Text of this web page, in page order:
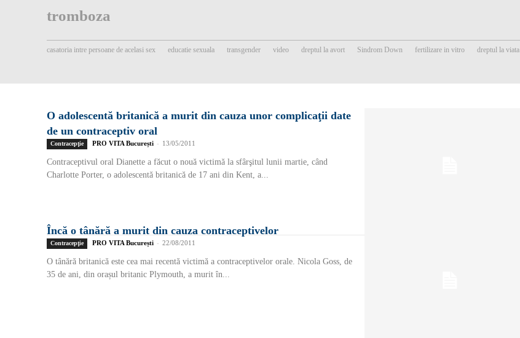
tromboza
casatoria intre persoane de acelasi sex educatie sexuala transgender video dreptul la avort Sindrom Down fertilizare in vitro dreptul la viata
O adolescentă britanică a murit din cauza unor complicaţii date
de un contraceptiv oral
Contracepţie PRO VITA București - 13/05/2011
Contraceptivul oral Dianette a făcut o nouă victimă la sfârşitul lunii martie, când
Charlotte Porter, o adolescentă britanică de 17 ani din Kent, a...
Încă o tânără a murit din cauza contraceptivelor
Contracepţie PRO VITA București - 22/08/2011
O tânără britanică este cea mai recentă victimă a contraceptivelor orale. Nicola Goss, de
35 de ani, din orașul britanic Plymouth, a murit în...